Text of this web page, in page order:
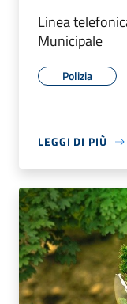
Linea
Municipale
Polizia
LEGGI DI PIÙ